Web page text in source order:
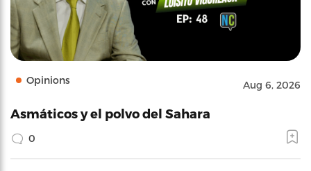
Opinions Aug 6, 2026
Asmáticos y el polvo del Sahara
0